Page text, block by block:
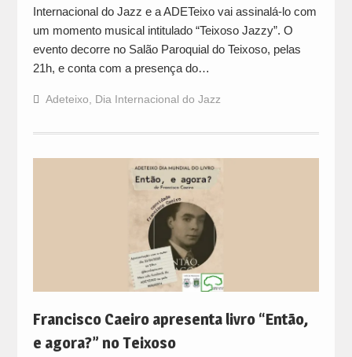
Internacional do Jazz e a ADETeixo vai assinalá-lo com
um momento musical intitulado “Teixoso Jazzy”. O
evento decorre no Salão Paroquial do Teixoso, pelas
21h, e conta com a presença do…
Adeteixo Dia Internacional do Jazz
Francisco Caeiro apresenta livro “Então,
e agora?” no Teixoso